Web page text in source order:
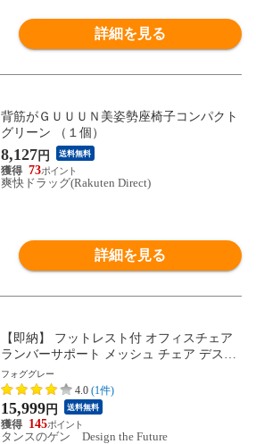
詳細を見る
背筋がＧＵＵＵＮ美姿勢座椅子コンパクト
グリーン （１個）
8,127 円 送料無料
73
爽快ドラッグ(Rakuten Direct)
詳細を見る
【即納】 フットレスト付 オフィスチェア
ランバーサポート メッシュ チェア デスク
チェア ハイバック ワークチェア パソコン
チェア 肘掛け 高さ調節 31500047〔フォグ
グレー〕
フォググレー
4.0 (1件)
15,999円 送料無料
145
タンスのゲン Design the Future